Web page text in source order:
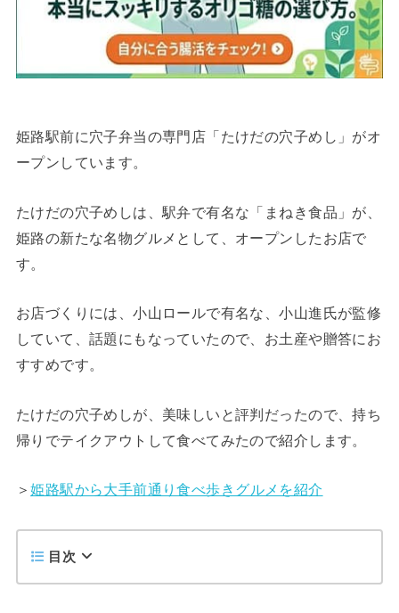
姫路駅前に穴子弁当の専門店「たけだの穴子めし」がオ
ープンしています。
たけだの穴子めしは、駅弁で有名な「まねき食品」が、
姫路の新たな名物グルメとして、オープンしたお店で
す。
お店づくりには、小山ロールで有名な、小山進氏が監修
していて、話題にもなっていたので、お土産や贈答にお
すすめです。
たけだの穴子めしが、美味しいと評判だったので、持ち
帰りでテイクアウトして食べてみたので紹介します。
＞姫路駅から大手前通り食べ歩きグルメを紹介
目次